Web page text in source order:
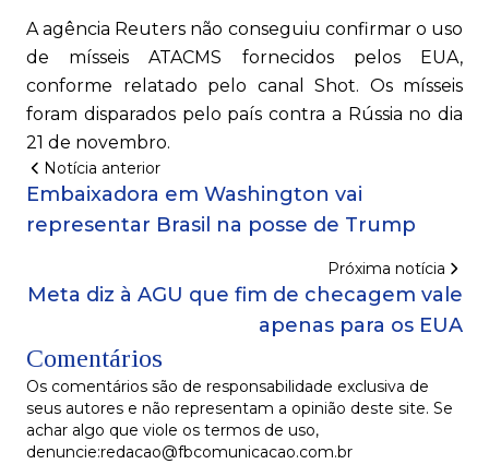
A agência Reuters não conseguiu confirmar o uso
de mísseis ATACMS fornecidos pelos EUA,
conforme relatado pelo canal Shot. Os mísseis
foram disparados pelo país contra a Rússia no dia
21 de novembro.
Notícia anterior
Embaixadora em Washington vai
representar Brasil na posse de Trump
Próxima notícia
Meta diz à AGU que fim de checagem vale
apenas para os EUA
Comentários
Os comentários são de responsabilidade exclusiva de
seus autores e não representam a opinião deste site. Se
achar algo que viole os termos de uso,
denuncie:redacao@fbcomunicacao.com.br